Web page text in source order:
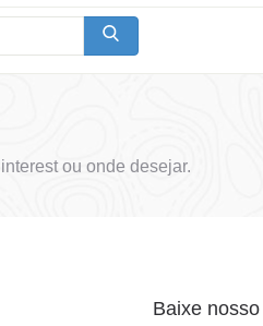
ou onde desejar.
Baixe